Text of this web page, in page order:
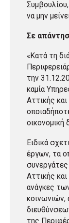
να μην
Σε
«Κατά τη
την
καμία
Αττικής
οικονομική
Ειδικά
έργων, τα
Αττικής
ανάγκες
κοινωνιών,